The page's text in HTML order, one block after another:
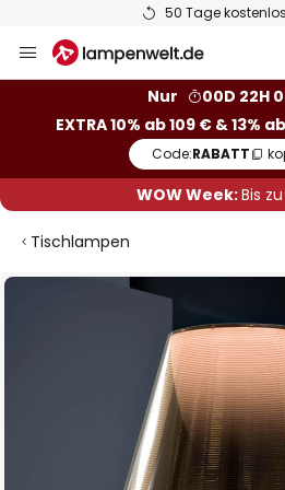
50 Tage
Inhalt
Nur
00D 22H
EXTRA 10% ab 109 € & 13%
Code:RABATT
WOW Week:Bis
Tischlampen
Zum